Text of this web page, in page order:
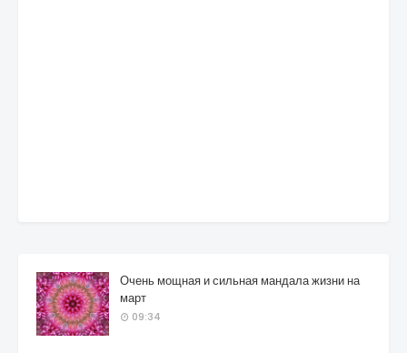
Очень мощная и сильная мандала жизни на
март
09:34